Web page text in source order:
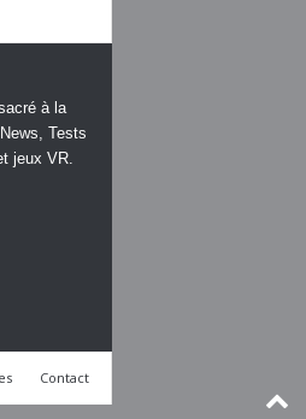
à la
Tests
jeux VR.
Contact